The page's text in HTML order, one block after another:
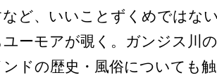
ど、いいことずくめではな
ユーモアが覗く。ガンジス川
ドの歴史・風俗についても